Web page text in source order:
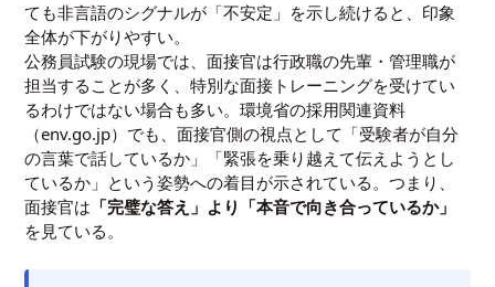
ても非言語のシグナルが「不安定」を示し続けると、印象
全体が下がりやすい。
公務員試験の現場では、面接官は行政職の先輩・管理職が
担当することが多く、特別な面接トレーニングを受けてい
るわけではない場合も多い。環境省の採用関連資料
（env.go.jp）でも、面接官側の視点として「受験者が自分
の言葉で話しているか」「緊張を乗り越えて伝えようとし
ているか」という姿勢への着目が示されている。つまり、
面接官は 「完璧な答え」より「本音で向き合っているか」
を見ている。